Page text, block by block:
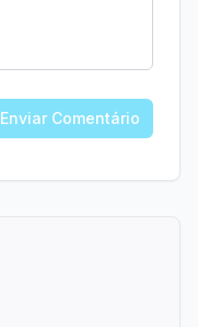
Enviar Comentário